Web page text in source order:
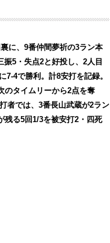
に、9番仲間夢祈の3ラン本
5・失点2と好投し、2人目
4で勝利。計8安打を記録。
のタイムリーから2点を奪
者では、3番長山武蔵が2ラン
残る5回1/3を被安打2・四死